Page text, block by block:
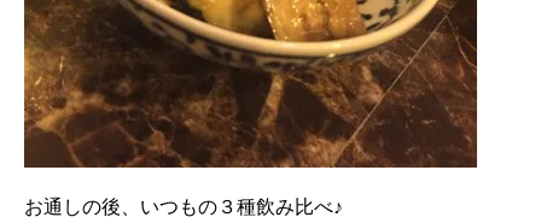
お通しの後、いつもの３種飲み比べ♪